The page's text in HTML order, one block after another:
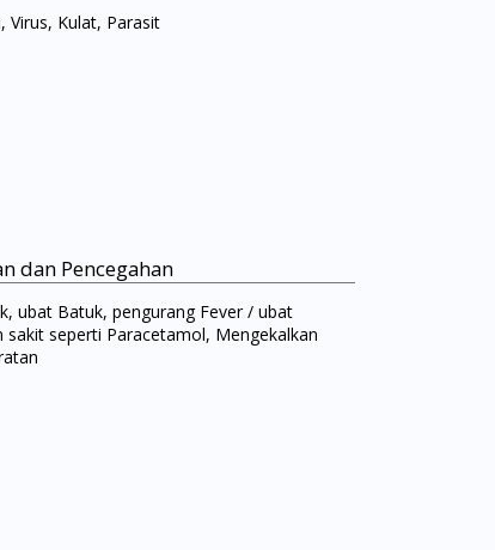
Virus, Kulat, Parasit
dan Pencegahan
ubat Batuk, pengurang Fever / ubat
sakit seperti Paracetamol, Mengekalkan